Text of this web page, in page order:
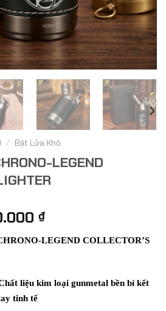
/ Bật Lửa Khò
LEGEND
₫Giá
tại
390.000 ₫.
LEGEND COLLECTOR’S
liệu kim loại gunmetal bền bỉ kết
tinh tế